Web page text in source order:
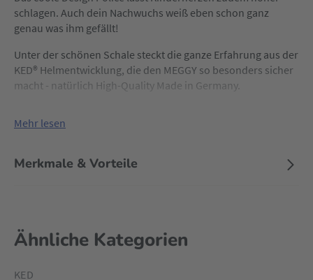
schlagen. Auch dein Nachwuchs weiß eben schon ganz
genau was ihm gefällt!
Unter der schönen Schale steckt die ganze Erfahrung aus der
KED® Helmentwicklung, die den MEGGY so besonders sicher
macht - natürlich High-Quality Made in Germany.
Mehr lesen
Merkmale & Vorteile
Ähnliche Kategorien
KED